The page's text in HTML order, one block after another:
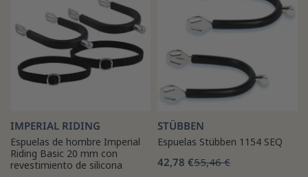
IMPERIAL RIDING
Espuelas de hombre Imperial
Riding Basic 20 mm con
revestimiento de silicona
STÜBBEN
Espuelas Stübben 1154 SEQ
42,78 €55,46 €